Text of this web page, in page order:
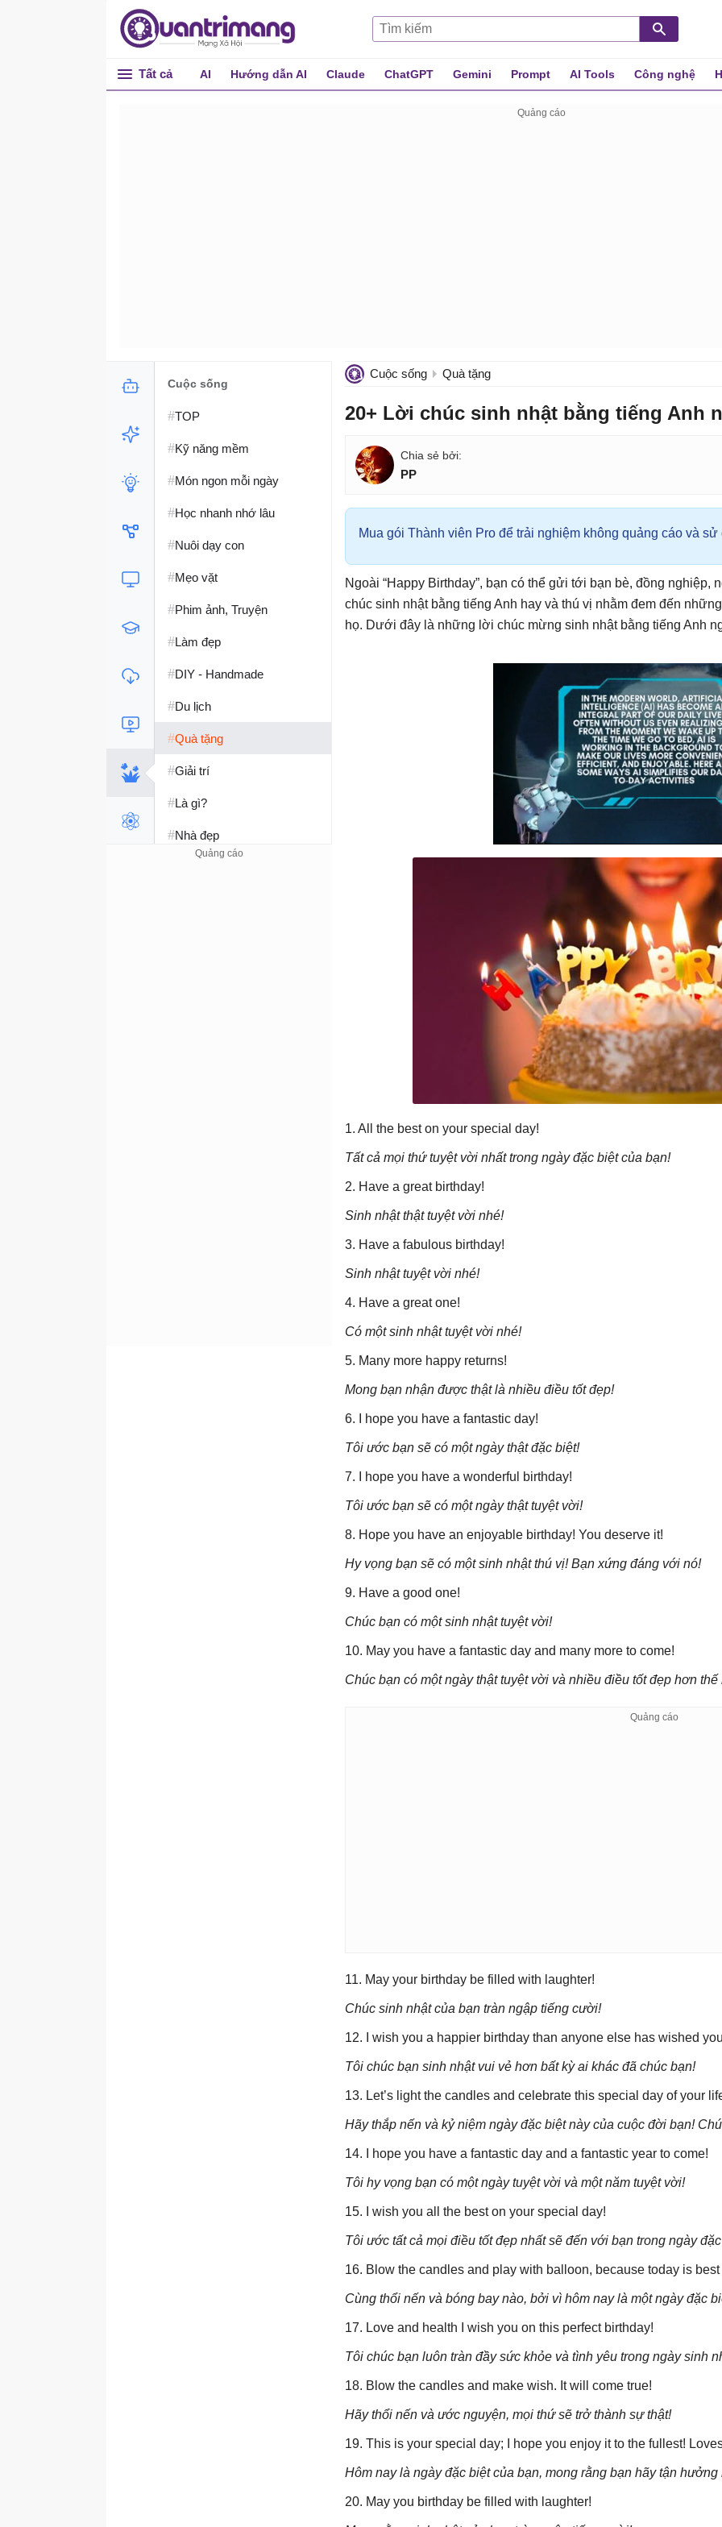
Tất cả AI Hướng dẫn AI Claude ChatGPT Gemini Prompt AI Tools Công nghệ
Cuộc sống Quà tặng
20+ Lời chúc sinh nhật bằng tiếng Anh
PP
Mua gói Thành viên Pro để trải nghiệm không quảng cáo và sử
Ngoài “Happy Birthday”, bạn có thể gửi tới bạn bè, đồng
chúc sinh nhật bằng tiếng Anh hay và thú vị nhằm đem đến
họ. Dưới đây là những lời chúc mừng sinh nhật bằng tiếng Anh
1. All the best on your special day!
Tất cả mọi thứ tuyệt vời nhất trong ngày đặc biệt của bạn!
2. Have a great birthday!
Sinh nhật thật tuyệt vời nhé!
3. Have a fabulous birthday!
Sinh nhật tuyệt vời nhé!
4. Have a great one!
Có một sinh nhật tuyệt vời nhé!
5. Many more happy returns!
Mong bạn nhận được thật là nhiều điều tốt đẹp!
6. I hope you have a fantastic day!
Tôi ước bạn sẽ có một ngày thật đặc biệt!
7. I hope you have a wonderful birthday!
Tôi ước bạn sẽ có một ngày thật tuyệt vời!
8. Hope you have an enjoyable birthday! You deserve it!
Hy vọng bạn sẽ có một sinh nhật thú vị! Bạn xứng đáng với nó!
9. Have a good one!
Chúc bạn có một sinh nhật tuyệt vời!
10. May you have a fantastic day and many more to come!
Chúc bạn có một ngày thật tuyệt vời và nhiều điều tốt đẹp hơn thế
11. May your birthday be filled with laughter!
Chúc sinh nhật của bạn tràn ngập tiếng cười!
12. I wish you a happier birthday than anyone else has wished
Tôi chúc bạn sinh nhật vui vẻ hơn bất kỳ ai khác đã chúc bạn!
13. Let’s light the candles and celebrate this special day of your
Hãy thắp nến và kỷ niệm ngày đặc biệt này của cuộc đời bạn!
14. I hope you have a fantastic day and a fantastic year to come!
Tôi hy vọng bạn có một ngày tuyệt vời và một năm tuyệt vời!
15. I wish you all the best on your special day!
Tôi ước tất cả mọi điều tốt đẹp nhất sẽ đến với bạn trong ngày
16. Blow the candles and play with balloon, because today is
Cùng thổi nến và bóng bay nào, bởi vì hôm nay là một ngày đặc
17. Love and health I wish you on this perfect birthday!
Tôi chúc bạn luôn tràn đầy sức khỏe và tình yêu trong ngày sinh
18. Blow the candles and make wish. It will come true!
Hãy thổi nến và ước nguyện, mọi thứ sẽ trở thành sự thật!
19. This is your special day; I hope you enjoy it to the fullest!
Hôm nay là ngày đặc biệt của bạn, mong rằng bạn hãy tận hưởng
20. May you birthday be filled with laughter!
Cuộc sống
#TOP
#Kỹ năng mềm
#Món ngon mỗi ngày
#Học nhanh nhớ lâu
#Nuôi dạy con
#Mẹo vặt
#Phim ảnh, Truyện
#Làm đẹp
#DIY - Handmade
#Du lịch
#Quà tặng
#Giải trí
#Là gì?
#Nhà đẹp